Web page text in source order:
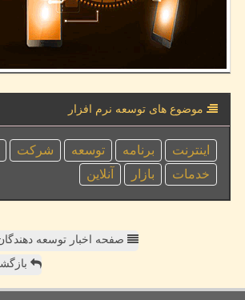
موضوع های توسعه نرم افزار
اینترنت برنامه توسعه شركت
خدمات
بازار آنلاین
صفحه اخبار توسعه